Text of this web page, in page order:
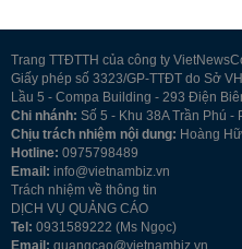
Trang TTĐTTH của công ty
Giấy phép số 3323/GP-TTĐT do Sở
Lầu 5 - Compa Building - 293 Điện
Chi nhánh: Số 5 - Khu 38A Trần Phú -
Chịu trách nhiệm nội dung: Hoàng
Hotline: 0975798489
Email: info@vietnambiz.vn
Trách nhiệm về thông tin
DỊCH VỤ QUẢNG CÁO
Tel: 0931589222 (Ms Ngọc)
Email: quangcao@vietnambiz.vn